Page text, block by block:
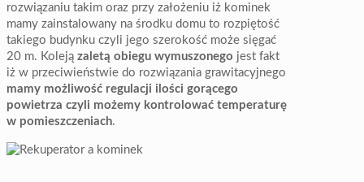
rozwiązaniu takim oraz przy założeniu iż kominek
mamy zainstalowany na środku domu to rozpiętość
takiego budynku czyli jego szerokość może sięgać
20 m. Koleją zaletą obiegu wymuszonego jest fakt
iż w przeciwieństwie do rozwiązania grawitacyjnego
mamy możliwość regulacji ilości gorącego
powietrza czyli możemy kontrolować temperaturę
w pomieszczeniach.